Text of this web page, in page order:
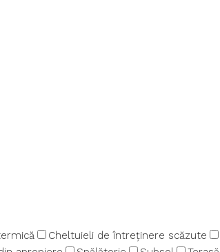
Cheltuieli de întreținere scăzute